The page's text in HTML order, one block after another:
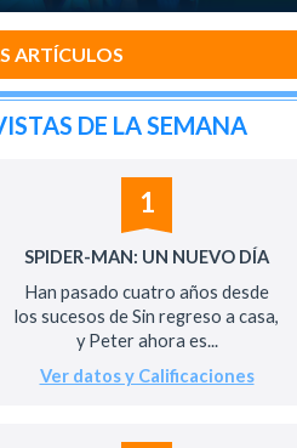
ARTÍCULOS
DE LA SEMANA
1
SPIDER-MAN: UN NUEVO DÍA
Han pasado cuatro años desde
los sucesos de Sin regreso a casa,
y Peter ahora es...
Ver datos y Calificaciones